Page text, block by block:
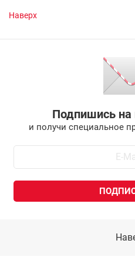
Наверх
Подпишись на
и получи специальное